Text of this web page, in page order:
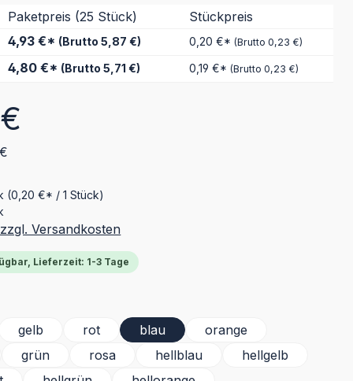
Paketpreis (25 Stück) Stückpreis
4,93 €* (Brutto 5,87 €) 0,20 €*(Brutto 0,23 €)
4,80 €* (Brutto 5,71 €) 0,19 €*(Brutto 0,23 €)
(0,20 €* / 1 Stück)
Versandkosten
Lieferzeit: 1-3 Tage
gelb rot blau
orange
grün rosa hellblau
hellgelb